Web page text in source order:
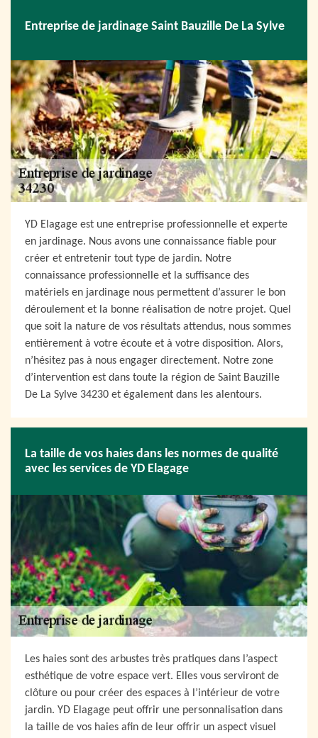
Entreprise de jardinage Saint Bauzille De La Sylve
YD Elagage est une entreprise professionnelle et experte
en jardinage. Nous avons une connaissance fiable pour
créer et entretenir tout type de jardin. Notre
connaissance professionnelle et la suffisance des
matériels en jardinage nous permettent d’assurer le bon
déroulement et la bonne réalisation de notre projet. Quel
que soit la nature de vos résultats attendus, nous sommes
entièrement à votre écoute et à votre disposition. Alors,
n’hésitez pas à nous engager directement. Notre zone
d’intervention est dans toute la région de Saint Bauzille
De La Sylve 34230 et également dans les alentours.
La taille de vos haies dans les normes de qualité
avec les services de YD Elagage
Les haies sont des arbustes très pratiques dans l’aspect
esthétique de votre espace vert. Elles vous serviront de
clôture ou pour créer des espaces à l’intérieur de votre
jardin. YD Elagage peut offrir une personnalisation dans
la taille de vos haies afin de leur offrir un aspect visuel